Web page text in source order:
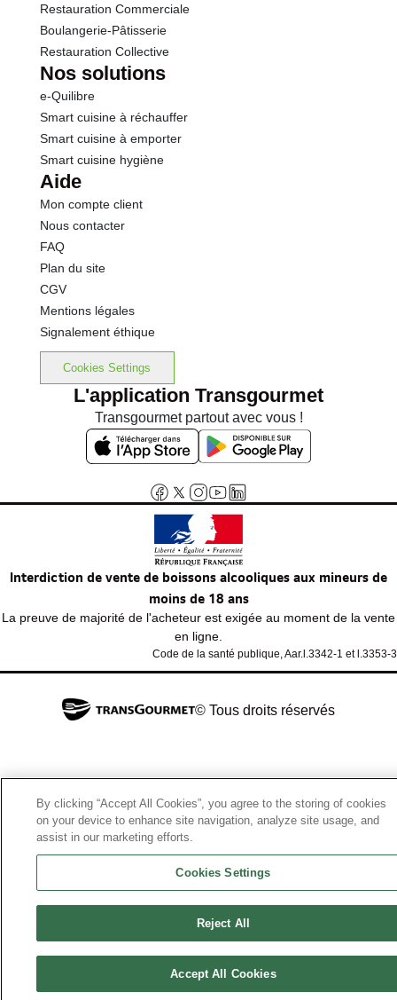
Restauration Commerciale
Boulangerie-Pâtisserie
Restauration Collective
Nos solutions
e-Quilibre
Smart cuisine à réchauffer
Smart cuisine à emporter
Smart cuisine hygiène
Aide
Mon compte client
Nous contacter
FAQ
Plan du site
CGV
Mentions légales
Signalement éthique
Cookies Settings
L'application Transgourmet
Transgourmet partout avec vous !
Interdiction de vente de boissons alcooliques aux mineurs de
moins de 18 ans
La preuve de majorité de l'acheteur est exigée au moment de la vente
en ligne.
Code de la santé publique, Aar.l.3342-1 et l.3353-3
© Tous droits réservés
By clicking “Accept All Cookies”, you agree to the storing of cookies
on your device to enhance site navigation, analyze site usage, and
assist in our marketing efforts.
Cookies Settings
Reject All
Accept All Cookies